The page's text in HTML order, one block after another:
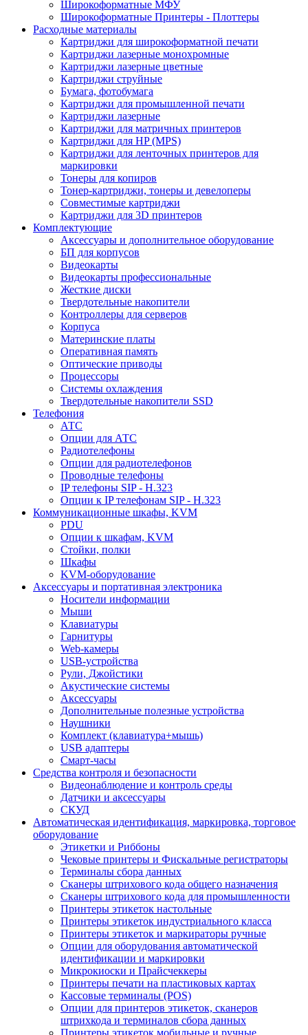
Широкоформатные МФУ
Широкоформатные Принтеры - Плоттеры
Расходные материалы
Картриджи для широкоформатной печати
Картриджи лазерные монохромные
Картриджи лазерные цветные
Картриджи струйные
Бумага, фотобумага
Картриджи для промышленной печати
Картриджи лазерные
Картриджи для матричных принтеров
Картриджи для HP (MPS)
Картриджи для ленточных принтеров для
маркировки
Тонеры для копиров
Тонер-картриджи, тонеры и девелоперы
Совместимые картриджи
Картриджи для 3D принтеров
Комплектующие
Аксессуары и дополнительное оборудование
БП для корпусов
Видеокарты
Видеокарты профессиональные
Жесткие диски
Твердотельные накопители
Контроллеры для серверов
Корпуса
Материнские платы
Оперативная память
Оптические приводы
Процессоры
Системы охлаждения
Твердотельные накопители SSD
Телефония
АТС
Опции для АТС
Радиотелефоны
Опции для радиотелефонов
Проводные телефоны
IP телефоны SIP - H.323
Опции к IP телефонам SIP - H.323
Коммуникационные шкафы, KVM
PDU
Опции к шкафам, KVM
Стойки, полки
Шкафы
KVM-оборудование
Аксессуары и портативная электроника
Носители информации
Мыши
Клавиатуры
Гарнитуры
Web-камеры
USB-устройства
Рули, Джойстики
Акустические системы
Аксессуары
Дополнительные полезные устройства
Наушники
Комплект (клавиатура+мышь)
USB адаптеры
Смарт-часы
Средства контроля и безопасности
Видеонаблюдение и контроль среды
Датчики и аксессуары
СКУД
Автоматическая идентификация, маркировка, торговое
оборудование
Этикетки и Риббоны
Чековые принтеры и Фискальные регистраторы
Терминалы сбора данных
Сканеры штрихового кода общего назначения
Сканеры штрихового кода для промышленности
Принтеры этикеток настольные
Принтеры этикеток индустриального класса
Принтеры этикеток и маркираторы ручные
Опции для оборудования автоматической
идентификации и маркировки
Микрокиоски и Прайсчеккеры
Принтеры печати на пластиковых картах
Кассовые терминалы (POS)
Опции для принтеров этикеток, сканеров
штрихкода и терминалов сбора данных